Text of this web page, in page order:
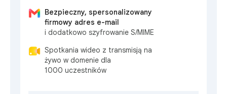
Bezpieczny, spersonalizowany
firmowy adres e-mail
i dodatkowo szyfrowanie S/MIME
Spotkania wideo z transmisją na
żywo w domenie dla
1000 uczestników